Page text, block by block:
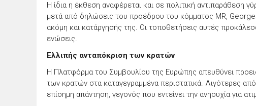
Η ίδια η έκθεση αναφέρεται και σε πολιτική αντιπαράθεση
μετά από δηλώσεις του προέδρου του κόμματος MR,
ακόμη και κατάργησής της. Οι τοποθετήσεις αυτές
ενώσεις.
Ελλιπής ανταπόκριση των κρατών
Η Πλατφόρμα του Συμβουλίου της Ευρώπης απευθύνει
των κρατών στα καταγεγραμμένα περιστατικά. Λιγότερες
επίσημη απάντηση, γεγονός που εντείνει την ανησυχία για